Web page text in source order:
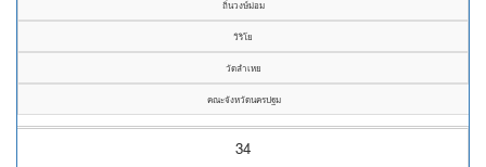
ถิ่นวงษ์ม่อม
วิริโย
วัดลำเหย
คณะจังหวัดนครปฐม
34